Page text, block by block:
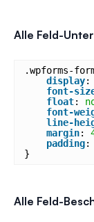
Alle Feld-
.wpforms-
display:
font-
float:
font-
line-
margin:
padding:
}
Alle Feld-